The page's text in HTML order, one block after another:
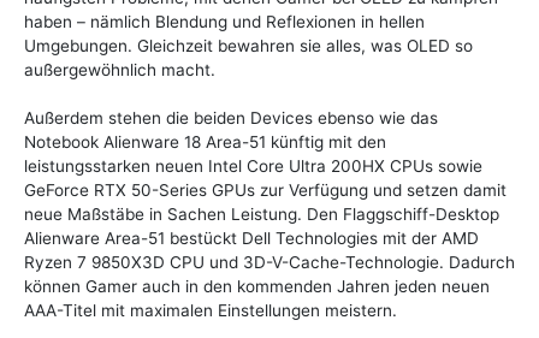
haben – nämlich Blendung und Reflexionen in hellen
Umgebungen. Gleichzeit bewahren sie alles, was OLED so
außergewöhnlich macht.
Außerdem stehen die beiden Devices ebenso wie das
Notebook Alienware 18 Area-51 künftig mit den
leistungsstarken neuen Intel Core Ultra 200HX CPUs sowie
GeForce RTX 50-Series GPUs zur Verfügung und setzen damit
neue Maßstäbe in Sachen Leistung. Den Flaggschiff-Desktop
Alienware Area-51 bestückt Dell Technologies mit der AMD
Ryzen 7 9850X3D CPU und 3D-V-Cache-Technologie. Dadurch
können Gamer auch in den kommenden Jahren jeden neuen
AAA-Titel mit maximalen Einstellungen meistern.